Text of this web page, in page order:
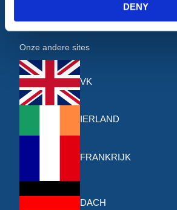
DENY
Onze andere sites
VK
IERLAND
FRANKRIJK
DACH